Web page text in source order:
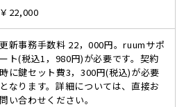
￥22,000
更新事務手数料 22，000円。ruumサポ
ート(税込1，980円)が必要です。契約
時に鍵セット費3，300円(税込)が必要
となります。詳細については、直接お
問い合わせください。